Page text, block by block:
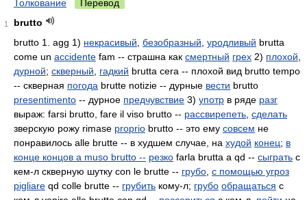
Толкование Перевод
1
brutto
brutto 1. agg 1) некрасивый безобразный уродливый brutta
come un accidente fam -- страшна как смертный грех 2) плохой
дурной; скверный гадкий brutta cera -- плохой вид brutto tempo
-- скверная погода brutte notizie -- дурные вести brutto
presentimento -- дурное предчувствие 3) употр в ряде разг
выраж: farsi brutto, fare il viso brutto -- рассвирепеть сделать
зверскую рожу rimase proprio brutto -- это ему совсем не
понравилось alle brutte -- в худшем случае, на худой конец; в
конце концов a muso brutto -- резко farla brutta a qd -- сыграть с
кем-л скверную шутку con le brutte -- грубо с помощью угроз
pigliare qd colle brutte -- грубить кому-л; грубо обращаться с